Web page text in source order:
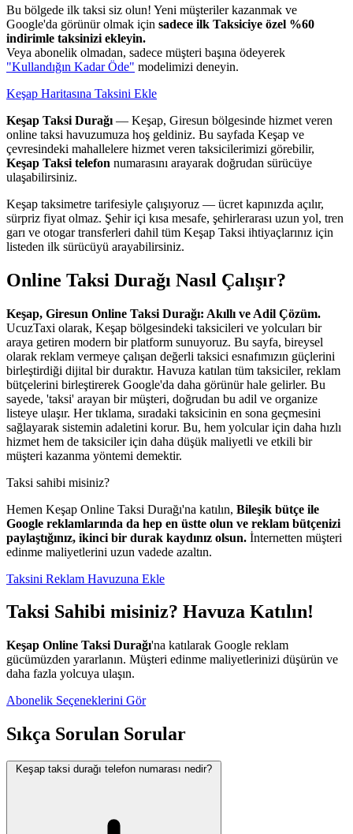
Bu bölgede ilk taksi siz olun! Yeni müşteriler kazanmak ve
Google'da görünür olmak için sadece ilk Taksiciye özel %60
indirimle taksinizi ekleyin.
Veya abonelik olmadan, sadece müşteri başına ödeyerek
"Kullandığın Kadar Öde" modelimizi deneyin.
Keşap Haritasına Taksini Ekle
Keşap Taksi Durağı — Keşap, Giresun bölgesinde hizmet veren
online taksi havuzumuza hoş geldiniz. Bu sayfada Keşap ve
çevresindeki mahallelere hizmet veren taksicilerimizi görebilir,
Keşap Taksi telefon numarasını arayarak doğrudan sürücüye
ulaşabilirsiniz.
Keşap taksimetre tarifesiyle çalışıyoruz — ücret kapınızda açılır,
sürpriz fiyat olmaz. Şehir içi kısa mesafe, şehirlerarası uzun yol, tren
garı ve otogar transferleri dahil tüm Keşap Taksi ihtiyaçlarınız için
listeden ilk sürücüyü arayabilirsiniz.
Online Taksi Durağı Nasıl Çalışır?
Keşap, Giresun Online Taksi Durağı: Akıllı ve Adil Çözüm.
UcuzTaxi olarak, Keşap bölgesindeki taksicileri ve yolcuları bir
araya getiren modern bir platform sunuyoruz. Bu sayfa, bireysel
olarak reklam vermeye çalışan değerli taksici esnafımızın güçlerini
birleştirdiği dijital bir duraktır. Havuza katılan tüm taksiciler, reklam
bütçelerini birleştirerek Google'da daha görünür hale gelirler. Bu
sayede, 'taksi' arayan bir müşteri, doğrudan bu adil ve organize
listeye ulaşır. Her tıklama, sıradaki taksicinin en sona geçmesini
sağlayarak sistemin adaletini korur. Bu, hem yolcular için daha hızlı
hizmet hem de taksiciler için daha düşük maliyetli ve etkili bir
müşteri kazanma yöntemi demektir.
Taksi sahibi misiniz?
Hemen Keşap Online Taksi Durağı'na katılın, Bileşik bütçe ile
Google reklamlarında da hep en üstte olun ve reklam bütçenizi
paylaştığınız, ikinci bir durak kaydınız olsun. İnternetten müşteri
edinme maliyetlerini uzun vadede azaltın.
Taksini Reklam Havuzuna Ekle
Taksi Sahibi misiniz? Havuza Katılın!
Keşap Online Taksi Durağı'na katılarak Google reklam
gücümüzden yararlanın. Müşteri edinme maliyetlerinizi düşürün ve
daha fazla yolcuya ulaşın.
Abonelik Seçeneklerini Gör
Sıkça Sorulan Sorular
Keşap taksi durağı telefon numarası nedir?